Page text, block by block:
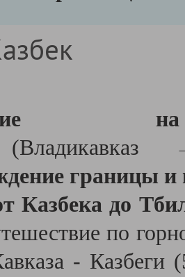
на
границы и
Казбека до
по
- Казбеги